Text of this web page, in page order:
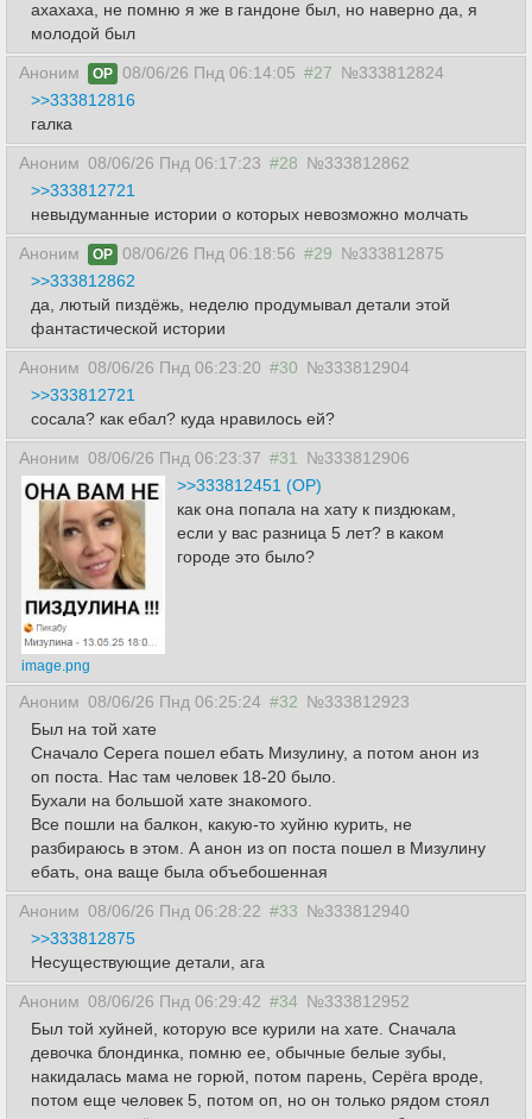
ахахаха, не помню я же в гандоне был, но наверно да, я
молодой был
Аноним OP 08/06/26 Пнд 06:14:05 #27 №333812824
>>333812816
галка
Аноним 08/06/26 Пнд 06:17:23 #28 №333812862
>>333812721
невыдуманные истории о которых невозможно молчать
Аноним OP 08/06/26 Пнд 06:18:56 #29 №333812875
>>333812862
да, лютый пиздёжь, неделю продумывал детали этой
фантастической истории
Аноним 08/06/26 Пнд 06:23:20 #30 №333812904
>>333812721
сосала? как ебал? куда нравилось ей?
Аноним 08/06/26 Пнд 06:23:37 #31 №333812906
image.png
>>333812451 (OP)
как она попала на хату к пиздюкам,
если у вас разница 5 лет? в каком
городе это было?
Аноним 08/06/26 Пнд 06:25:24 #32 №333812923
Был на той хате
Сначало Серега пошел ебать Мизулину, а потом анон из
оп поста. Нас там человек 18-20 было.
Бухали на большой хате знакомого.
Все пошли на балкон, какую-то хуйню курить, не
разбираюсь в этом. А анон из оп поста пошел в Мизулину
ебать, она ваще была объебошенная
Аноним 08/06/26 Пнд 06:28:22 #33 №333812940
>>333812875
Несуществующие детали, ага
Аноним 08/06/26 Пнд 06:29:42 #34 №333812952
Был той хуйней, которую все курили на хате. Сначала
девочка блондинка, помню ее, обычные белые зубы,
накидалась мама не горюй, потом парень, Серёга вроде,
потом еще человек 5, потом оп, но он только рядом стоял